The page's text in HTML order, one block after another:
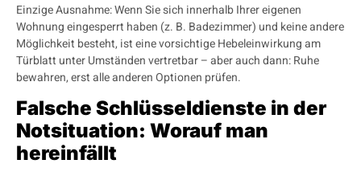
Einzige Ausnahme: Wenn Sie sich innerhalb Ihrer eigenen
Wohnung eingesperrt haben (z. B. Badezimmer) und keine andere
Möglichkeit besteht, ist eine vorsichtige Hebeleinwirkung am
Türblatt unter Umständen vertretbar – aber auch dann: Ruhe
bewahren, erst alle anderen Optionen prüfen.
Falsche Schlüsseldienste in der
Notsituation: Worauf man
hereinfällt